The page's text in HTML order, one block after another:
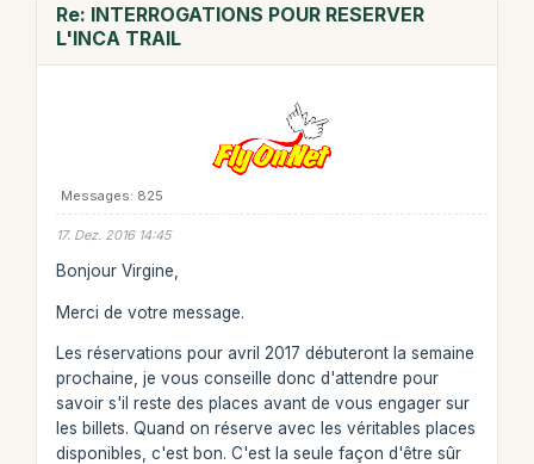
Re: INTERROGATIONS POUR RESERVER
L'INCA TRAIL
Messages: 825
17. Dez. 2016 14:45
Bonjour Virgine,
Merci de votre message.
Les réservations pour avril 2017 débuteront la semaine
prochaine, je vous conseille donc d'attendre pour
savoir s'il reste des places avant de vous engager sur
les billets. Quand on réserve avec les véritables places
disponibles, c'est bon. C'est la seule façon d'être sûr